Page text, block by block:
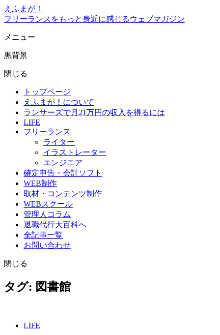
えふまが！
フリーランスをもっと身近に感じるウェブマガジン
メニュー
黒背景
閉じる
トップページ
えふまが！について
ランサーズで月21万円の収入を得るには
LIFE
フリーランス
ライター
イラストレーター
エンジニア
確定申告・会計ソフト
WEB制作
取材・コンテンツ制作
WEBスクール
管理人コラム
退職代行大百科へ
全記事一覧
お問い合わせ
閉じる
タグ: 図書館
LIFE